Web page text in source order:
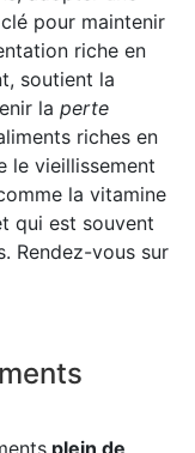
pour maintenir
riche en
soutient la
la perte
riches en
le vieillissement
la vitamine
qui est souvent
Rendez-vous sur
plein de